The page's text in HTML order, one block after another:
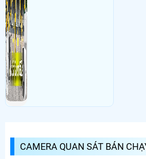
CAMERA QUAN SÁT BÁN